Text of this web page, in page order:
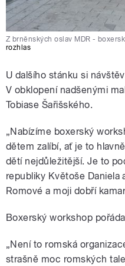
Z brněnských oslav MDR -
rozhlas
U dalšího stánku si
V obklopení nadšenými
Tobiase Šařišského.
„Nabízíme boxerský
dětem zalíbí, ať je to
dětí nejdůležitější. Je to
republiky Květoše Daniela
Romové a moji dobří
Boxerský workshop
„Není to romská
strašně moc romských